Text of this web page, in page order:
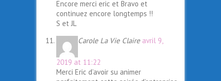
Encore merci eric et Bravo et
continuez encore longtemps !!
S et JL
Carole La Vie Claire avril 9,
2019 at 11:22
Merci Eric d’avoir su animer